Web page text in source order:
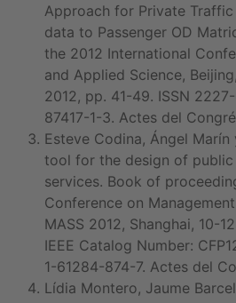
Approach for Private
data to Passenger OD
the 2012 International
and Applied Science,
2012, pp. 41-49. ISSN
87417-1-3. Actes del
Esteve Codina, Ángel
tool for the design of
services. Book of
Conference on
MASS 2012, Shanghai, 10-
IEEE Catalog Number:
1-61284-874-7. Actes del
Lídia Montero, Jaume